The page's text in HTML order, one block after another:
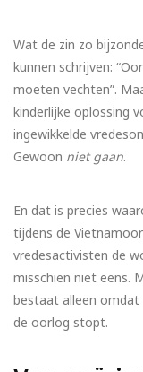
Wat de zin zo
kunnen schrijven:
moeten vechten”.
kinderlijke oplossing
ingewikkelde
Gewoon niet gaan.
En dat is precies
tijdens de
vredesactivisten de
misschien niet eens.
bestaat alleen omdat
de oorlog stopt.